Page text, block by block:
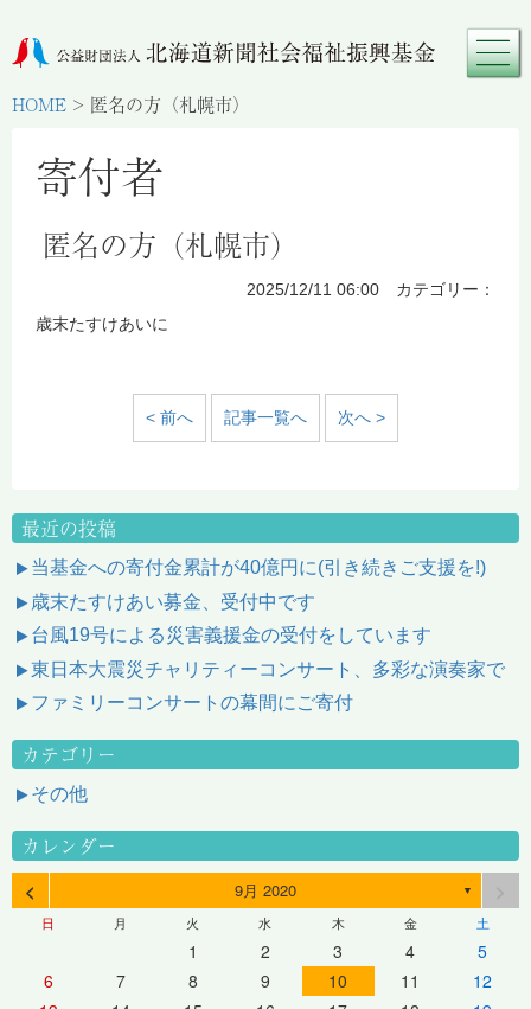
HOME > 匿名の方（札幌市）
寄付者
匿名の方（札幌市）
2025/12/11 06:00 カテゴリー：
歳末たすけあいに
< 前へ 記事一覧へ 次へ >
最近の投稿
当基金への寄付金累計が40億円に(引き続きご支援を!)
歳末たすけあい募金、受付中です
台風19号による災害義援金の受付をしています
東日本大震災チャリティーコンサート、多彩な演奏家で
ファミリーコンサートの幕間にご寄付
カテゴリー
その他
カレンダー
< 9月 2020 ▼
日 月 火 水 木 金 土
1 2 3 4
5
6
7 8 9 10 11
12